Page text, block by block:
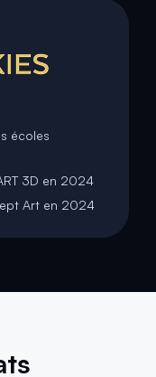
écoles
3D en 2024
Art en 2024